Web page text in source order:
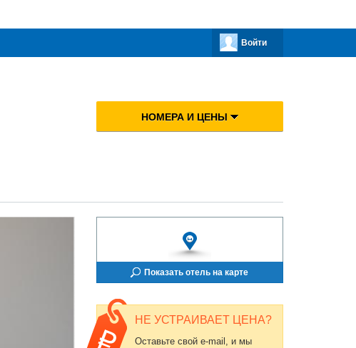
Войти
НОМЕРА И ЦЕНЫ
Показать отель на карте
НЕ УСТРАИВАЕТ ЦЕНА?
Оставьте свой e-mail, и мы